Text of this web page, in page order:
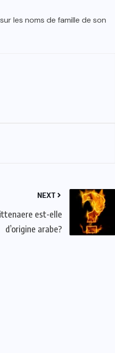
sur les noms de famille de son
NEXT
est-elle
d’origine arabe?